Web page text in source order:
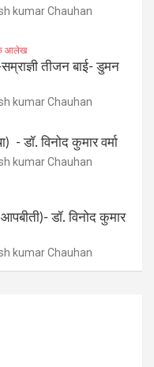
kumar Chauhan
आलेख
तीजन बाई- डुमन
kumar Chauhan
डॉ. विनोद कुमार वर्मा
kumar Chauhan
डॉ. विनोद कुमार
kumar Chauhan